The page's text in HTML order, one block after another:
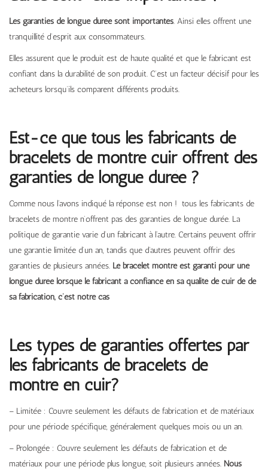
Les garanties de longue durée sont importantes. Ainsi elles offrent une
tranquillité d’esprit aux consommateurs.
Elles assurent que le produit est de haute qualité et que le fabricant est
confiant dans la durabilité de son produit. C’est un facteur décisif pour les
acheteurs lorsqu’ils comparent différents produits.
Est-ce que tous les fabricants de
bracelets de montre cuir offrent des
garanties de longue durée ?
Comme nous l’avons indiqué la réponse est non ! tous les fabricants de
bracelets de montre n’offrent pas des garanties de longue durée. La
politique de garantie varie d’un fabricant à l’autre. Certains peuvent offrir
une garantie limitée d’un an, tandis que d’autres peuvent offrir des
garanties de plusieurs années. Le bracelet montre est garanti pour une
longue durée lorsque le fabricant a confiance en sa qualité de cuir de de
sa fabrication, c’est notre cas
Les types de garanties offertes par
les fabricants de bracelets de
montre en cuir?
– Limitée : Couvre seulement les défauts de fabrication et de matériaux
pour une période spécifique, généralement quelques mois ou un an.
– Prolongée : Couvre seulement les défauts de fabrication et de
matériaux pour une période plus longue, soit plusieurs années. Nous